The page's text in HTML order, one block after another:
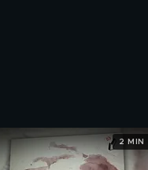
2 MIN